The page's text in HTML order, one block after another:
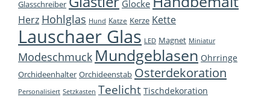
Glasschreiber Glocke
Herz Hohlglas Hund Katze Kerze Kette
Lauschaer Glas LED Magnet Miniatur
Modeschmuck Mundgeblasen Ohrringe
Orchideenhalter Orchideenstab Osterdekoration
Personalisiert Setzkasten Teelicht Tischdekoration